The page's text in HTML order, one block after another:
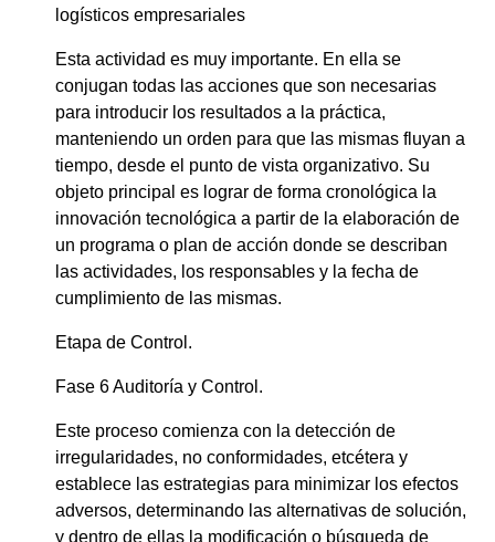
logísticos empresariales
Esta actividad es muy importante. En ella se
conjugan todas las acciones que son necesarias
para introducir los resultados a la práctica,
manteniendo un orden para que las mismas fluyan a
tiempo, desde el punto de vista organizativo. Su
objeto principal es lograr de forma cronológica la
innovación tecnológica a partir de la elaboración de
un programa o plan de acción donde se describan
las actividades, los responsables y la fecha de
cumplimiento de las mismas.
Etapa de Control.
Fase 6 Auditoría y Control.
Este proceso comienza con la detección de
irregularidades, no conformidades, etcétera y
establece las estrategias para minimizar los efectos
adversos, determinando las alternativas de solución,
y dentro de ellas la modificación o búsqueda de